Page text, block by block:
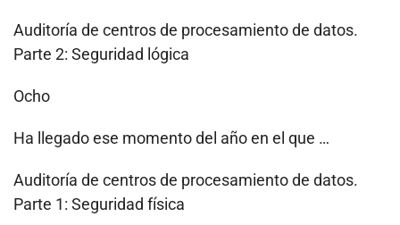
Auditoría de centros de procesamiento de datos.
Parte 2: Seguridad lógica
Ocho
Ha llegado ese momento del año en el que …
Auditoría de centros de procesamiento de datos.
Parte 1: Seguridad física